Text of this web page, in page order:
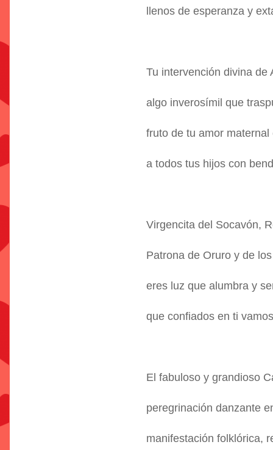
llenos de esperanza y
Tu intervención divina de
algo inverosímil que
fruto de tu amor
a todos tus hijos con
Virgencita del Socavón,
Patrona de Oruro y de
eres luz que alumbra y
que confiados en ti
El fabuloso y grandioso
peregrinación danzante
manifestación folklórica,